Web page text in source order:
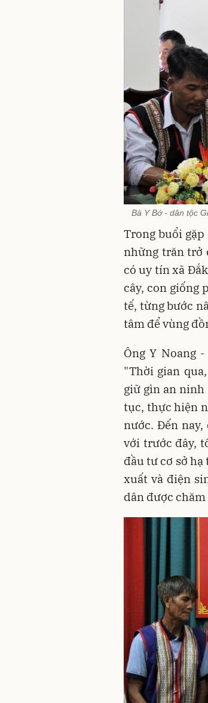
Bà Y Bớ - dân tộc
Trong buổi
những trăn trở
có uy tín xã
cây, con giống
tế, từng bước
tâm để vùng
Ông Y Noang
"Thời gian
giữ gìn an ninh
tục, thực hiện
nước. Đến
với trước đây,
đầu tư cơ sở
xuất và điện
dân được